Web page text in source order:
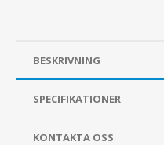
BESKRIVNING
SPECIFIKATIONER
KONTAKTA OSS